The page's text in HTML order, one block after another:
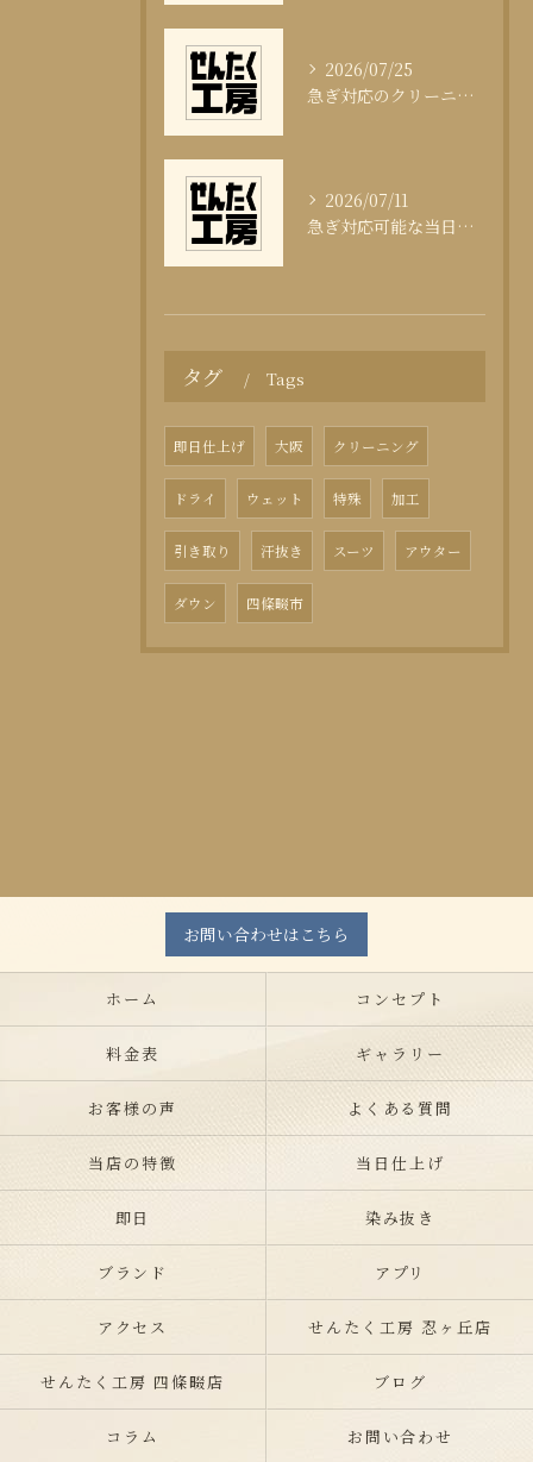
2026/07/25
急ぎ対応のクリーニング即日サービスの秘訣
2026/07/11
急ぎ対応可能な当日クリーニングの実態
タグ Tags
即日仕上げ 大阪 クリーニング
ドライ ウェット 特殊 加工
引き取り 汗抜き スーツ アウター
ダウン 四條畷市
お問い合わせはこちら
ホーム コンセプト
料金表 ギャラリー
お客様の声 よくある質問
当店の特徴 当日仕上げ
即日 染み抜き
ブランド アプリ
アクセス せんたく工房 忍ヶ丘店
せんたく工房 四條畷店 ブログ
コラム お問い合わせ